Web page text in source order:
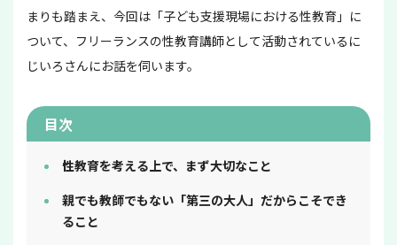
まりも踏まえ、今回は「子ども支援現場における性教育」に
ついて、フリーランスの性教育講師として活動されているに
じいろさんにお話を伺います。
目次
性教育を考える上で、まず大切なこと
親でも教師でもない「第三の大人」だからこそでき
ること